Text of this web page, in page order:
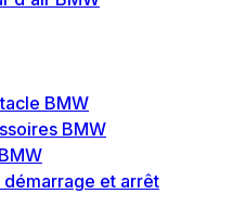
BMW
BMW
et arrêt